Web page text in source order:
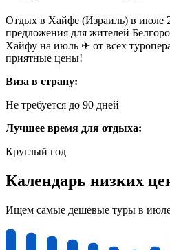
Отдых в Хайфе (Израиль) в июле
предложения для жителей
Хайфу на июль ✈ от всех
приятные цены!
Виза в страну:
Не требуется до 90 дней
Лучшее время для отдыха:
Круглый год
Календарь низких
Ищем самые дешевые туры в